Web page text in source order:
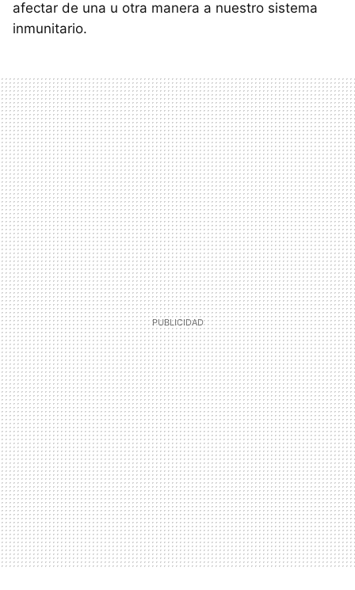
afectar de una u otra manera a nuestro sistema
inmunitario.